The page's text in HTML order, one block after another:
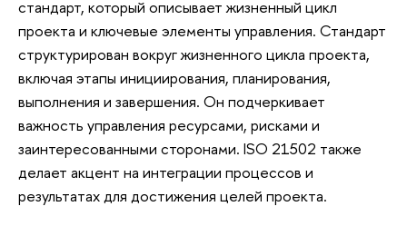
стандарт, который описывает жизненный цикл
проекта и ключевые элементы управления. Стандарт
структурирован вокруг жизненного цикла проекта,
включая этапы инициирования, планирования,
выполнения и завершения. Он подчеркивает
важность управления ресурсами, рисками и
заинтересованными сторонами. ISO 21502 также
делает акцент на интеграции процессов и
результатах для достижения целей проекта.